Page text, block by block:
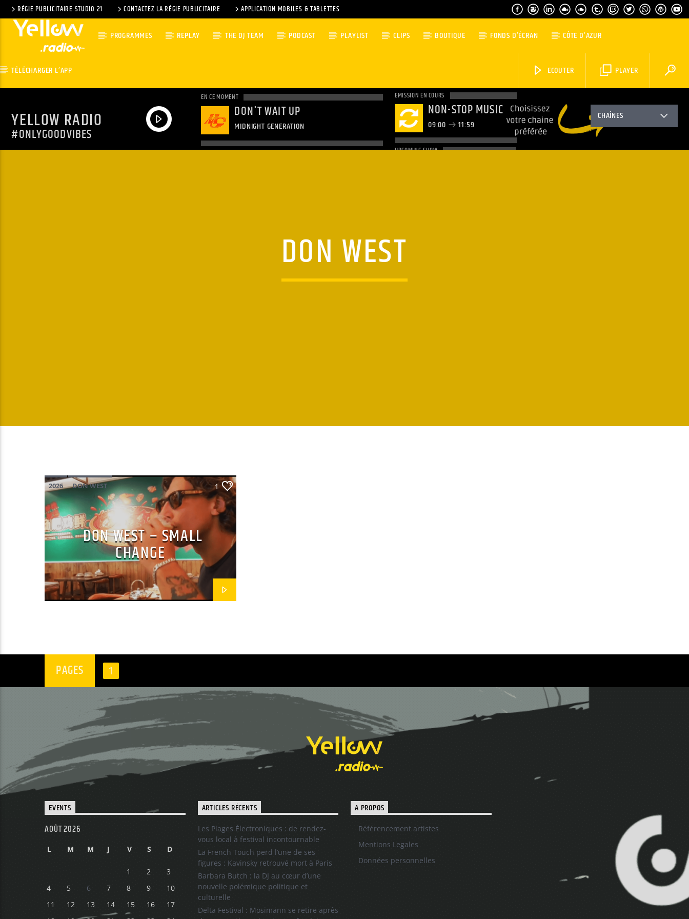
RÉGIE PUBLICITAIRE STUDIO 21 CONTACTEZ LA RÉGIE PUBLICITAIRE APPLICATION MOBILES & TABLETTES
PROGRAMMES REPLAY THE DJ TEAM PODCAST PLAYLIST CLIPS BOUTIQUE FONDS D’ÉCRAN CÔTE D’AZUR
TÉLÉCHARGER L’APP PLAYER
ECOUTER
YELLOW RADIO
#ONLYGOODVIBES
EN CE MOMENT
DON'T WAIT UP
MIDNIGHT GENERATION
EMISSION EN COURS
NON-STOP MUSIC
09:00 11:59
UPCOMING SHOW
CHAÎNES
DON WEST
2026
DON WEST
MAINSQUARE FESTIVAL 2026
POP
1
DON WEST – SMALL
CHANGE
PAGES 1
EVENTS
AOÛT 2026
L M M J V S D
1 2
3
4
5 6 7 8 9
10
11
12 13 14 15 16
17
ARTICLES RÉCENTS
Les Plages Électroniques : de rendez-
vous local à festival incontournable
La French Touch perd l’une de ses
figures : Kavinsky retrouvé mort à Paris
Barbara Butch : la DJ au cœur d’une
nouvelle polémique politique et
culturelle
Delta Festival : Mosimann se retire après
A PROPOS
Référencement artistes
Mentions Legales
Données personnelles